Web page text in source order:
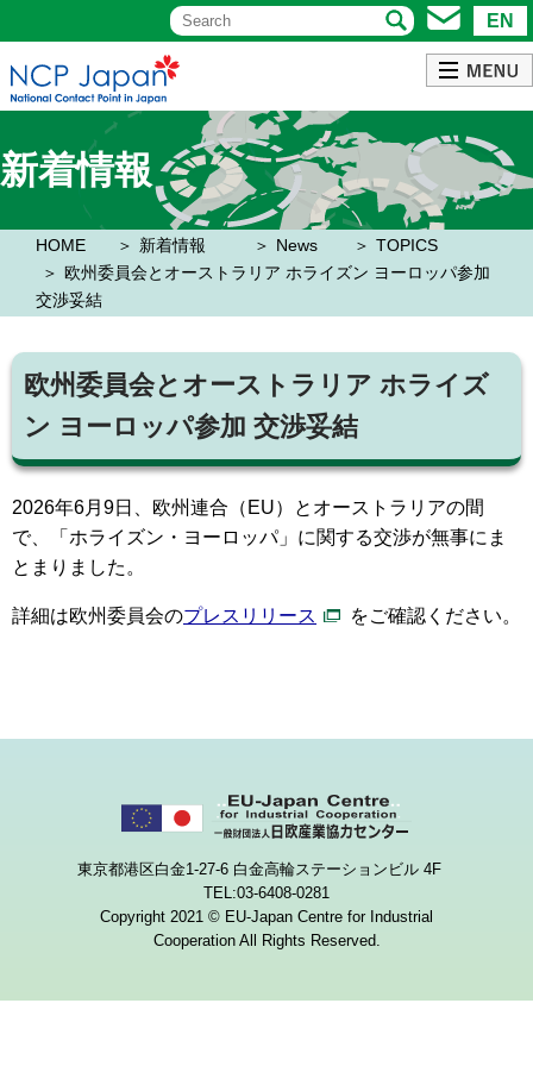
EN
新着情報
HOME 新着情報 News
TOPICS
欧州委員会とオーストラリア ホライズン ヨーロッパ参加
交渉妥結
欧州委員会とオーストラリア ホライズ
ン ヨーロッパ参加 交渉妥結
2026年6月9日、欧州連合（EU）とオーストラリアの間
で、「ホライズン・ヨーロッパ」に関する交渉が無事にま
とまりました。
詳細は欧州委員会のプレスリリース をご確認ください。
東京都港区白金1-27-6 白金高輪ステーションビル 4F
TEL:03-6408-0281
Copyright 2021 © EU-Japan Centre for Industrial
Cooperation All Rights Reserved.